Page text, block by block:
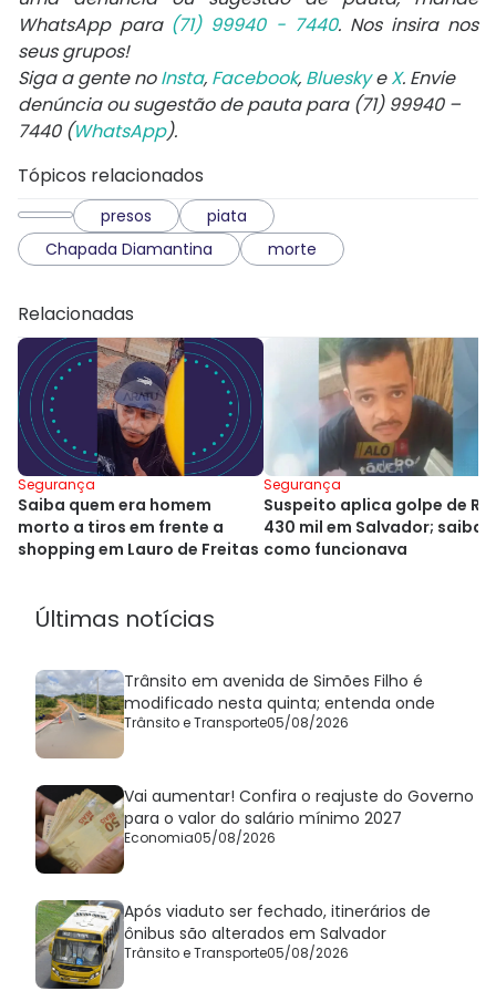
WhatsApp para (71) 99940 - 7440. Nos insira nos
seus grupos!
Siga a gente noInsta, Facebook, BlueskyeX. Envie
denúncia ou sugestão de pauta para (71) 99940 –
7440 (WhatsApp).
Tópicos relacionados
presos
piata
Chapada Diamantina
morte
Relacionadas
Segurança
Saiba quem era homem
morto a tiros em frente a
shopping em Lauro de Freitas
Segurança
Suspeito aplica golpe de R$
430 mil em Salvador; saiba
como funcionava
Últimas notícias
Trânsito em avenida de Simões Filho é
modificado nesta quinta; entenda onde
Trânsito e Transporte05/08/2026
Vai aumentar! Confira o reajuste do Governo
para o valor do salário mínimo 2027
Economia05/08/2026
Após viaduto ser fechado, itinerários de
ônibus são alterados em Salvador
Trânsito e Transporte05/08/2026